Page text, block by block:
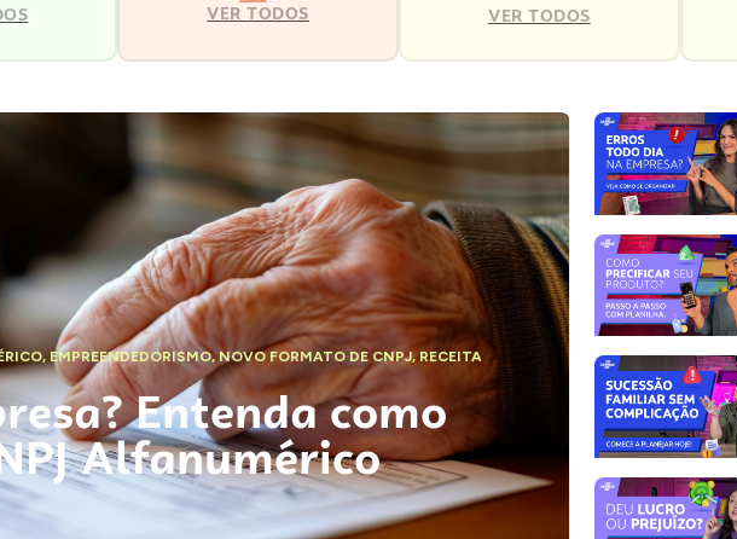
VER TODOS VER TODOS
, EMPREENDEDORISMO,NOVO FORMATO DE CNPJ,RECEITA
Entenda como
Alfanumérico